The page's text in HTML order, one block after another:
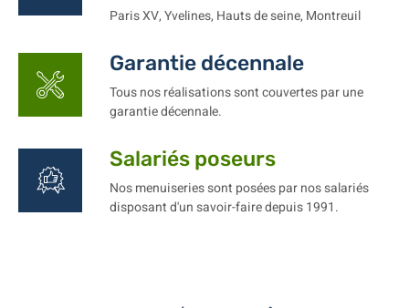
Paris XV, Yvelines, Hauts de seine, Montreuil
Garantie décennale
Tous nos réalisations sont couvertes par une
garantie décennale.
Salariés poseurs
Nos menuiseries sont posées par nos salariés
disposant d'un savoir-faire depuis 1991.